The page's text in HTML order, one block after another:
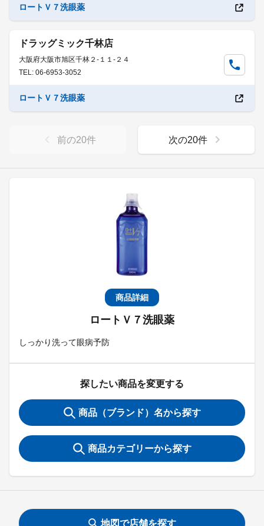
商品詳細
ロートＶ７洗眼薬
しっかり洗って眼病予防
探したい商品を変更する
商品（ブランド）名から探す
商品カテゴリーから探す
ロートＶ７洗眼薬
ドラッグミック千林店
大阪府大阪市旭区千林２-１１-２４
TEL: 06-6953-3052
ロートＶ７洗眼薬
前の20件 次の20件
地図で店舗を探す